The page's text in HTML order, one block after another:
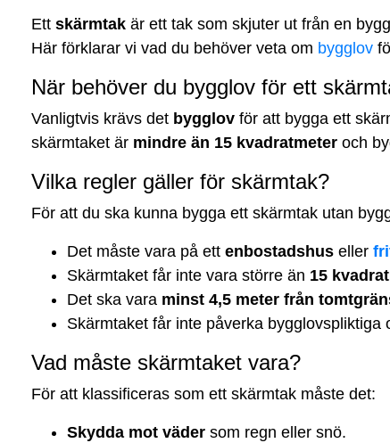
Ett skärmtak är ett tak som skjuter ut från en
Här förklarar vi vad du behöver veta om bygglov
När behöver du bygglov för ett
Vanligtvis krävs det bygglov för att bygga ett
skärmtaket är mindre än 15 kvadratmeter och
Vilka regler gäller för skärmtak?
För att du ska kunna bygga ett skärmtak utan
Det måste vara på ett enbostadshus eller
Skärmtaket får inte vara större än 15
Det ska vara minst 4,5 meter från
Skärmtaket får inte påverka bygglovspliktiga
Vad måste skärmtaket vara?
För att klassificeras som ett skärmtak måste det:
Skydda mot väder som regn eller snö.